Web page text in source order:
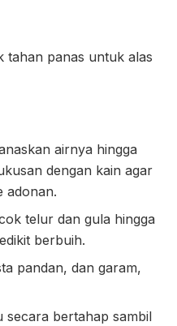
tahan panas untuk alas
airnya hingga
dengan kain agar
adonan.
telur dan gula hingga
berbuih.
pandan, dan garam,
secara bertahap sambil